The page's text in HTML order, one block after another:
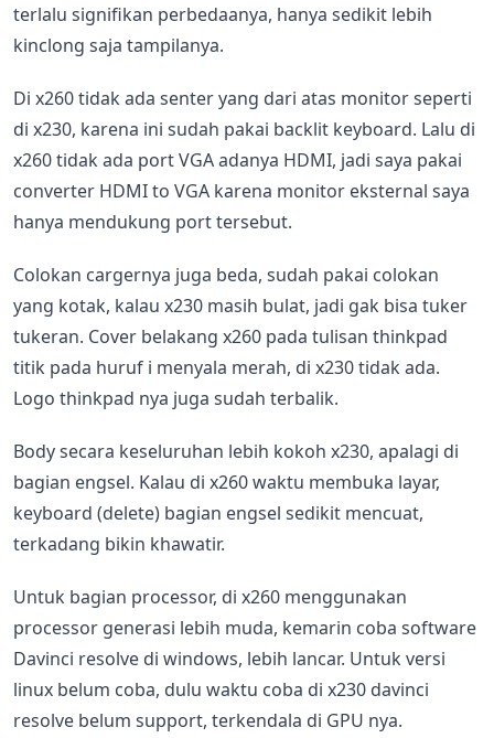
terlalu signifikan perbedaanya, hanya sedikit lebih
kinclong saja tampilanya.
Di x260 tidak ada senter yang dari atas monitor seperti
di x230, karena ini sudah pakai backlit keyboard. Lalu di
x260 tidak ada port VGA adanya HDMI, jadi saya pakai
converter HDMI to VGA karena monitor eksternal saya
hanya mendukung port tersebut.
Colokan cargernya juga beda, sudah pakai colokan
yang kotak, kalau x230 masih bulat, jadi gak bisa tuker
tukeran. Cover belakang x260 pada tulisan thinkpad
titik pada huruf i menyala merah, di x230 tidak ada.
Logo thinkpad nya juga sudah terbalik.
Body secara keseluruhan lebih kokoh x230, apalagi di
bagian engsel. Kalau di x260 waktu membuka layar,
keyboard (delete) bagian engsel sedikit mencuat,
terkadang bikin khawatir.
Untuk bagian processor, di x260 menggunakan
processor generasi lebih muda, kemarin coba software
Davinci resolve di windows, lebih lancar. Untuk versi
linux belum coba, dulu waktu coba di x230 davinci
resolve belum support, terkendala di GPU nya.